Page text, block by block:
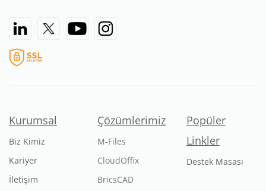
Kurumsal
Biz Kimiz
Kariyer
İletişim
Çözümlerimiz
M-Files
CloudOffix
BricsCAD
Popüler
Linkler
Destek Masası